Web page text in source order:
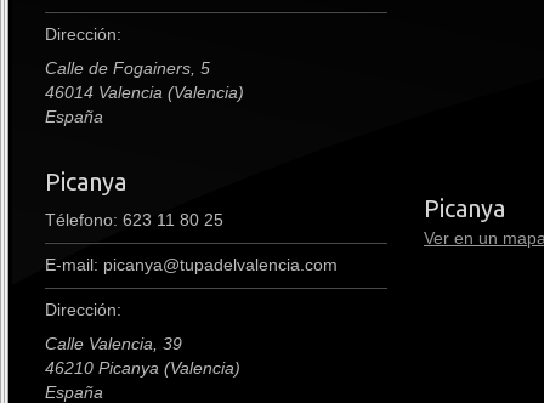
Dirección:
Calle de Fogainers, 5
46014 Valencia (Valencia)
España
Picanya
Télefono: 623 11 80 25
E-mail: picanya@tupadelvalencia.com
Dirección:
Calle Valencia, 39
46210 Picanya (Valencia)
España
premium
Picanya
Ver en un